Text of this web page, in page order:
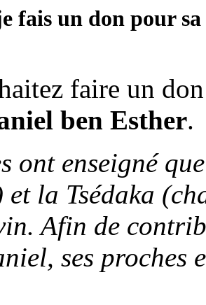
fais un don pour
faire un
ben Esther.
ont enseigné
la Tsédaka
Afin de
ses proches